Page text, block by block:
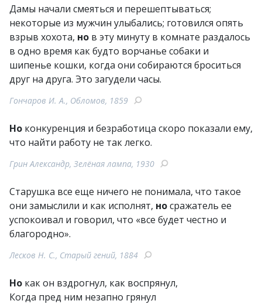
Дамы начали смеяться и перешептываться;
некоторые из мужчин улыбались; готовился опять
взрыв хохота, но в эту минуту в комнате раздалось
в одно время как будто ворчанье собаки и
шипенье кошки, когда они собираются броситься
друг на друга. Это загудели часы.
Гончаров И. А., Обломов, 1859
Но конкуренция и безработица скоро показали ему,
что найти работу не так легко.
Грин Александр, Зелёная лампа, 1930
Старушка все еще ничего не понимала, что такое
они замыслили и как исполнят, носражатель ее
успокоивал и говорил, что «все будет честно и
благородно».
Лесков Н. С., Старый гений, 1884
Но как он вздрогнул, как воспрянул,
Когда пред ним незапно грянул